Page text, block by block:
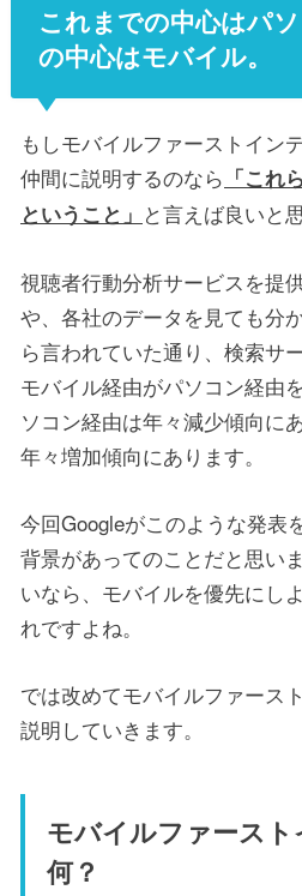
これまでの中心はパ
の中心はモバイル。
もしモバイルファーストイン
仲間に説明するのなら 「これ
ということ」 と言えば良いと
視聴者行動分析サービスを提
や、各社のデータを見ても分
ら言われていた通り、検索サ
モバイル経由がパソコン経由
ソコン経由は年々減少傾向に
年々増加傾向にあります。
今回Googleがこのような発表
背景があってのことだと思い
いなら、モバイルを優先にし
れですよね。
では改めてモバイルファース
説明していきます。
モバイルファース
何？